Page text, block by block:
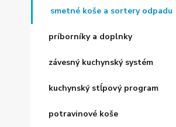
smetné koše a sortery odpadu
príborníky a doplnky
závesný kuchynský systém
kuchynský stĺpový program
potravinové koše